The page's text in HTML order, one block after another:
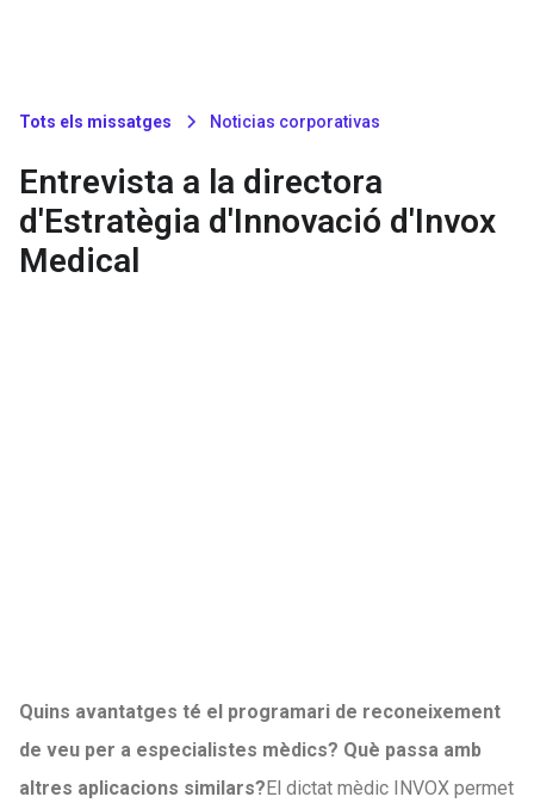
Tots els missatges Noticias corporativas
Entrevista a la directora
d'Estratègia d'Innovació d'Invox
Medical
Quins avantatges té el programari de reconeixement
de veu per a especialistes mèdics? Què passa amb
altres aplicacions similars?El dictat mèdic INVOX permet